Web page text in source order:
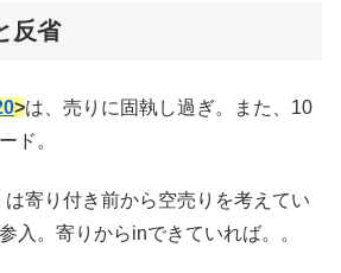
反省
>は、売りに固執し過ぎ。また、10
ド。
は寄り付き前から空売りを考えてい
入。寄りからinできていれば。。